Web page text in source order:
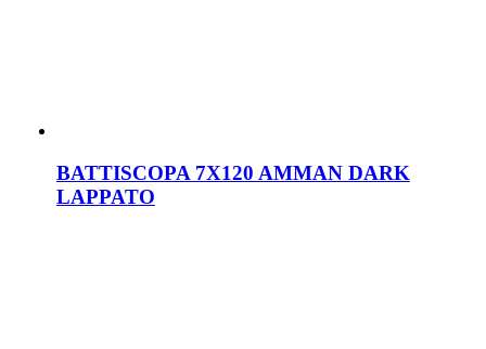
BATTISCOPA 7X120 AMMAN DARK
LAPPATO